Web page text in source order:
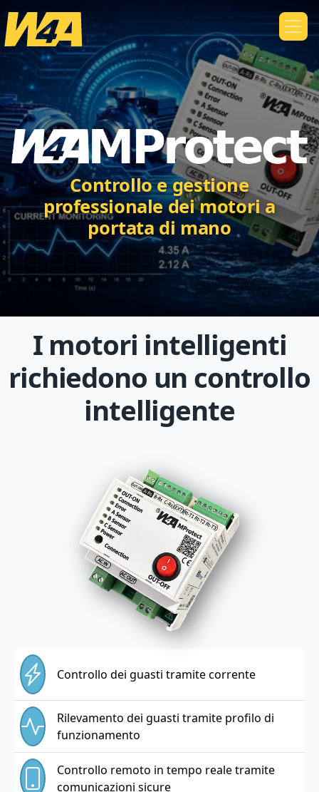
Controllo e gestione
professionale dei motori a
portata di mano
I motori intelligenti
richiedono un controllo
intelligente
Controllo dei guasti tramite corrente
Rilevamento dei guasti tramite profilo di
funzionamento
Controllo remoto in tempo reale tramite
comunicazioni sicure